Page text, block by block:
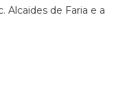
Alcaides de Faria e a